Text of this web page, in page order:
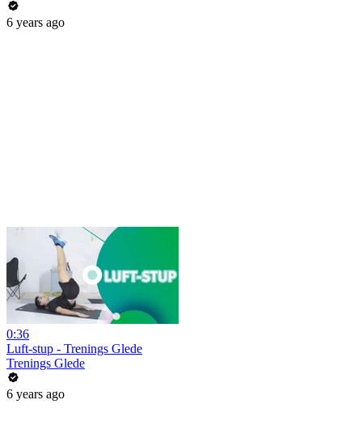
6 years ago
0:36
Luft-stup - Trenings Glede
Trenings Glede
6 years ago